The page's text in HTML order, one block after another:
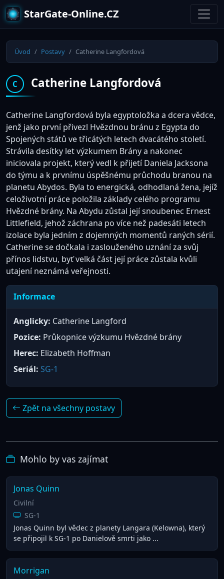
StarGate-Online.CZ
Úvod Postavy Catherine Langfordová
C Catherine Langfordová
Catherine Langfordová byla egyptoložka a dcera vědce,
jenž jako první přivezl Hvězdnou bránu z Egypta do
Spojených států ve třicátých letech dvacátého století.
Strávila desítky let výzkumem Brány a nakonec
iniciovala projekt, který vedl k přijetí Daniela Jacksona
do týmu a k prvnímu úspěšnému průchodu branou na
planetu Abydos. Byla to energická, odhodlaná žena, jejíž
celoživotní práce položila základy celého programu
Hvězdné brány. Na Abydu zůstal její snoubenec Ernest
Littlefield, jehož záchrana po více než padesáti letech
izolace byla jedním z dojemných momentů raných sérií.
Catherine se dočkala i zaslouženého uznání za svůj
přínos lidstvu, byť velká část její práce zůstala kvůli
utajení neznámá veřejnosti.
Informace
Anglicky: Catherine Langford
Pozice: Průkopnice výzkumu Hvězdné brány
Herec: Elizabeth Hoffman
Seriál: SG-1
Zpět na všechny postavy
Mohlo by vas zajímat
Jonas Quinn
Civilní
SG-1
Jonas Quinn byl vědec z planety Langara (Kelowna), který
se připojil k SG-1 po Danielově smrti jako ...
Morrigan